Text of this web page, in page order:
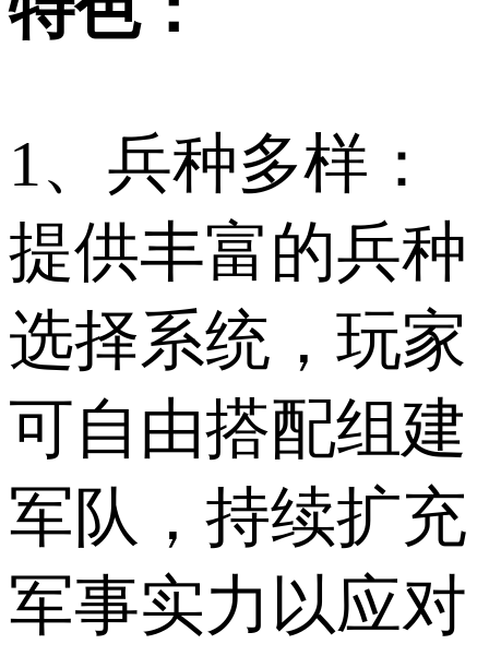
1、兵种多样：
提供丰富的兵种
选择系统，玩家
可自由搭配组建
军队，持续扩充
军事实力以应对